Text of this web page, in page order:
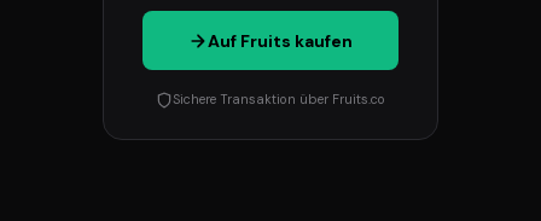
Auf Fruits kaufen
Sichere Transaktion über Fruits.co